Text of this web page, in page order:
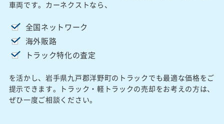
車両です。カーネクストなら、
全国ネットワーク
海外販路
トラック特化の査定
を活かし、岩手県九戸郡洋野町のトラックでも最適な価格をご
提示できます。トラック・軽トラックの売却をお考えの方は、
ぜひ一度ご相談ください。